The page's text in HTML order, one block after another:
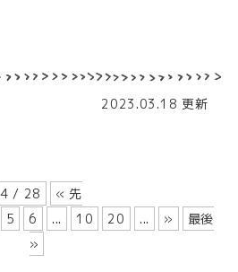
2023.03.18 更新
4 / 28
« 先
5 6 ... 10 20 ... »
最後
»